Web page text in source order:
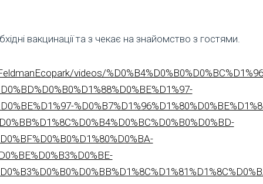
вакцинації та з чекає на знайомство з гостями.
videos/